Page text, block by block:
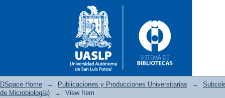
DSpace Home → Publicaciones y Producciones Universitarias →
de Microbiología)
→ View Item